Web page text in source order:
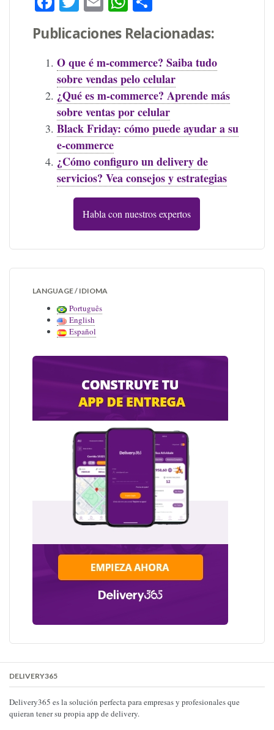
Publicaciones Relacionadas:
O que é m-commerce? Saiba tudo
sobre vendas pelo celular
¿Qué es m-commerce? Aprende más
sobre ventas por celular
Black Friday: cómo puede ayudar a su
e-commerce
¿Cómo configuro un delivery de
servicios? Vea consejos y estrategias
Habla con nuestros expertos
LANGUAGE / IDIOMA
Português
English
Español
DELIVERY365
Delivery365 es la solución perfecta para empresas y profesionales que
quieran tener su propia app de delivery.